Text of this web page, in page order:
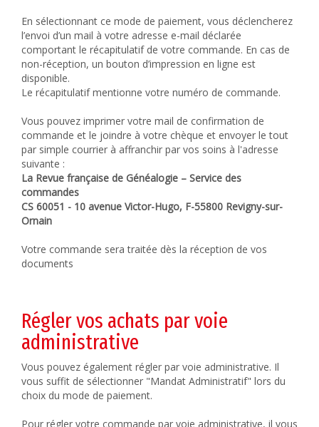
En sélectionnant ce mode de paiement, vous déclencherez
l’envoi d’un mail à votre adresse e-mail déclarée
comportant le récapitulatif de votre commande. En cas de
non-réception, un bouton d’impression en ligne est
disponible.
Le récapitulatif mentionne votre numéro de commande.
Vous pouvez imprimer votre mail de confirmation de
commande et le joindre à votre chèque et envoyer le tout
par simple courrier à affranchir par vos soins à l'adresse
suivante :
La Revue française de Généalogie – Service des
commandes
CS 60051 - 10 avenue Victor-Hugo, F-55800 Revigny-sur-
Ornain
Votre commande sera traitée dès la réception de vos
documents
Régler vos achats par voie
administrative
Vous pouvez également régler par voie administrative. Il
vous suffit de sélectionner "Mandat Administratif" lors du
choix du mode de paiement.
Pour régler votre commande par voie administrative, il vous